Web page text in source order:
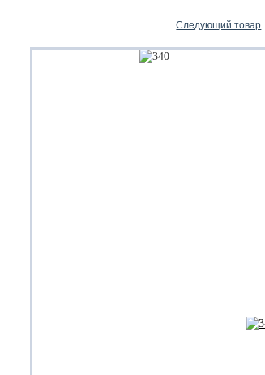
Следующий товар